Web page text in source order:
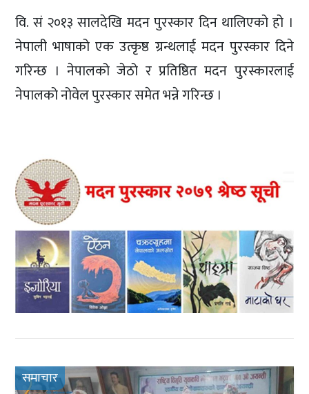
वि. सं २०१३ सालदेखि मदन पुरस्कार दिन थालिएको हो ।
नेपाली भाषाको एक उत्कृष्ठ ग्रन्थलाई मदन पुरस्कार दिने
गरिन्छ । नेपालको जेठो र प्रतिष्ठित मदन पुरस्कारलाई
नेपालको नोवेल पुरस्कार समेत भन्ने गरिन्छ ।
समाचार